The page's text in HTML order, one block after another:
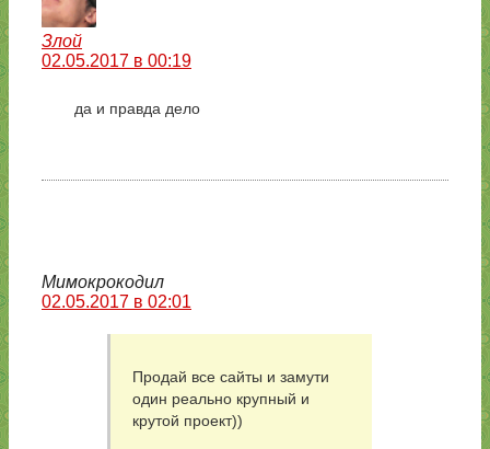
Злой
02.05.2017 в 00:19
да и правда дело
Мимокрокодил
02.05.2017 в 02:01
Продай все сайты и замути
один реально крупный и
крутой проект))